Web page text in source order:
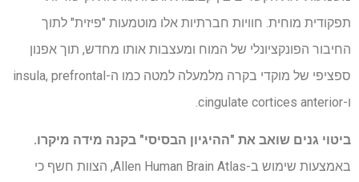
תפקודית מוחית. חוויות חברתיות אלו מוטמעות "פיזית" לתוך
החיבור הפונקציונלי של המוח ומעצבות אותו מחדש, תוך אפנון
ספציפי של מוקדי בקרה מלמעלה למטה כמו ה-insula, prefrontal
ו-cingulate cortices anterior.
ביטוי גנים שואב את "ההיגיון הבסיסי" בקנה מידה מיקרו.
באמצעות שימוש ב-Allen Human Brain Atlas, הצוות חשף כי